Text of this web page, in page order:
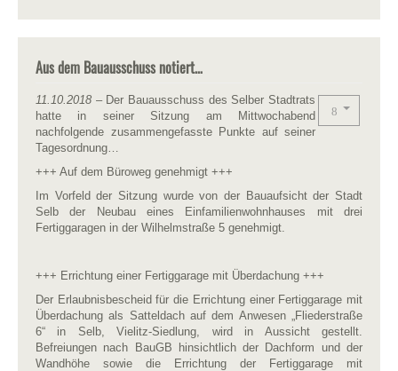
Aus dem Bauausschuss notiert…
11.10. 2018 – Der Bauausschuss des Selber Stadtrats
hatte in seiner Sitzung am Mittwochabend
nachfolgende zusammengefasste Punkte auf seiner
Tagesordnung…
+++ Auf dem Büroweg genehmigt +++
Im Vorfeld der Sitzung wurde von der Bauaufsicht der Stadt
Selb der Neubau eines Einfamilienwohnhauses mit drei
Fertiggaragen in der Wilhelmstraße 5 genehmigt.
+++ Errichtung einer Fertiggarage mit Überdachung +++
Der Erlaubnisbescheid für die Errichtung einer Fertiggarage mit
Überdachung als Satteldach auf dem Anwesen „Fliederstraße
6“ in Selb, Vielitz-Siedlung, wird in Aussicht gestellt.
Befreiungen nach BauGB hinsichtlich der Dachform und der
Wandhöhe sowie die Errichtung der Fertiggarage mit